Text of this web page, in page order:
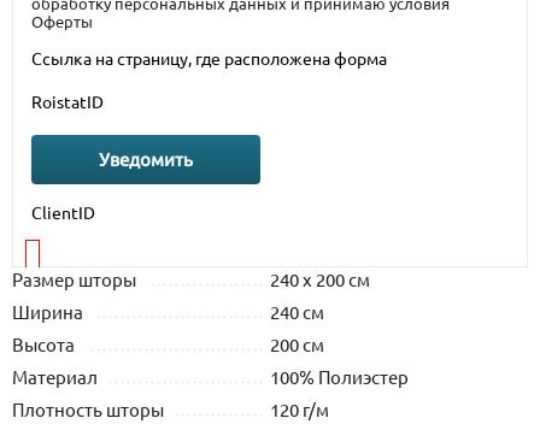
Оферты
Ссылка на страницу, где расположена форма
RoistatID
Уведомить
ClientID
Размер шторы
240 х 200 см
Ширина
240 см
Высота
200 см
Материал
100% Полиэстер
Плотность шторы
120 г/м